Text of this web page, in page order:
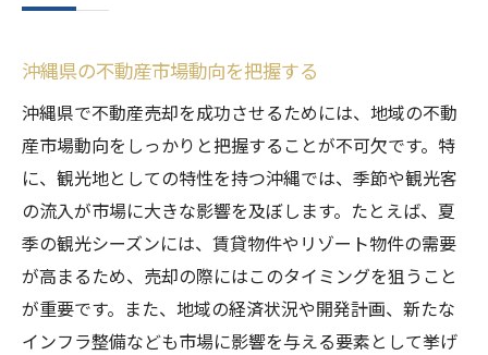
沖縄県の不動産市場動向を把握する
沖縄県で不動産売却を成功させるためには、地域の不動
産市場動向をしっかりと把握することが不可欠です。特
に、観光地としての特性を持つ沖縄では、季節や観光客
の流入が市場に大きな影響を及ぼします。たとえば、夏
季の観光シーズンには、賃貸物件やリゾート物件の需要
が高まるため、売却の際にはこのタイミングを狙うこと
が重要です。また、地域の経済状況や開発計画、新たな
インフラ整備なども市場に影響を与える要素として挙げ